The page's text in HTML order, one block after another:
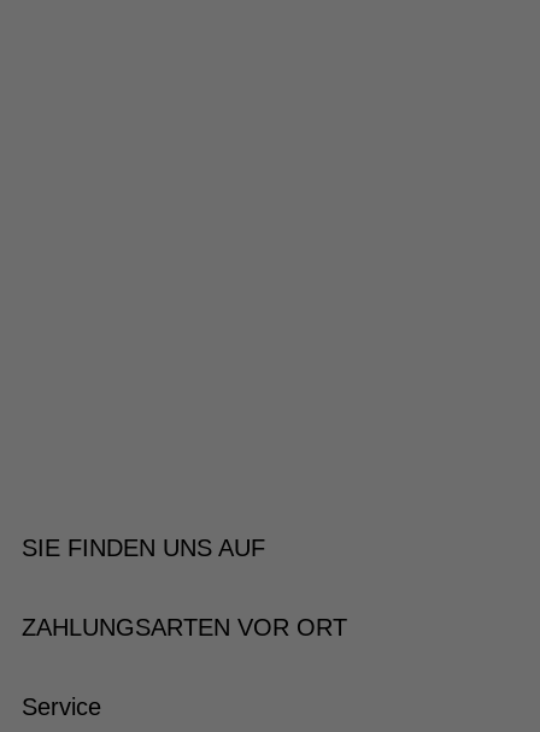
SIE FINDEN UNS AUF
ZAHLUNGSARTEN VOR ORT
Service